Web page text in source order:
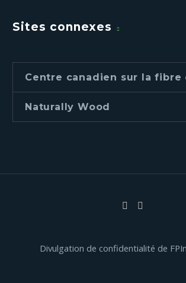
Sites connexes
Centre canadien sur la fibre
Naturally Wood
Divulgation de confidentialité de